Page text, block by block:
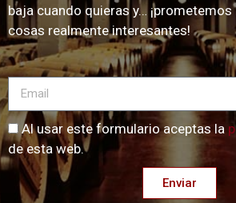
baja cuando quieras y…
cosas realmente interesantes!
Al usar este formulario aceptas la
de esta web.
Enviar